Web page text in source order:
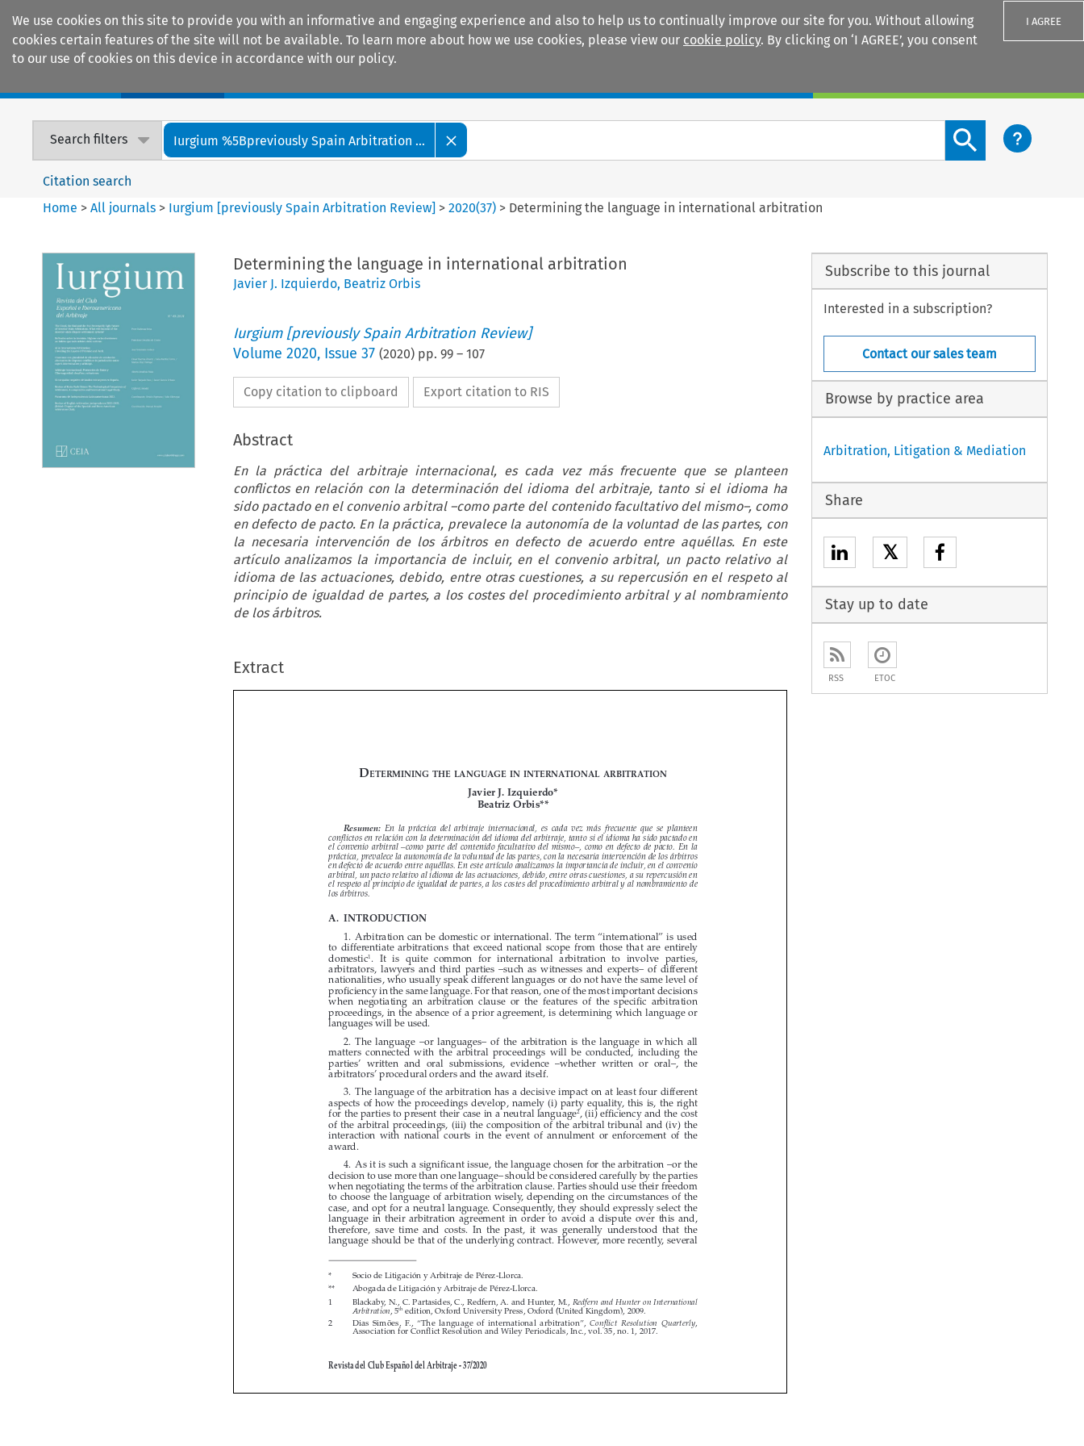
We use cookies on this site to provide you with an informative and engaging experience and also to help us to continually improve our site for you. Without allowing
cookies certain features of the site will not be available. To learn more about how we use cookies, please view our cookie policy. By clicking on ‘I AGREE’, you consent
to our use of cookies on this device in accordance with our policy.
I AGREE
Search filters Iurgium %5Bpreviously Spain Arbitration ...
Search content button
Citation search
Home >All journals > Iurgium [previously Spain Arbitration Review] >2020(37) > Determining the language in international arbitration
Determining the language in international arbitration
Javier J. Izquierdo, Beatriz Orbis
Iurgium [previously Spain Arbitration Review]
Volume 2020, Issue 37 (2020) pp. 99– 107
Copy citation to clipboard Export citation to RIS
Abstract
En la práctica del arbitraje internacional, es cada vez más frecuente que se planteen
conflictos en relación con la determinación del idioma del arbitraje, tanto si el idioma ha
sido pactado en el convenio arbitral –como parte del contenido facultativo del mismo–, como
en defecto de pacto. En la práctica, prevalece la autonomía de la voluntad de las partes, con
la necesaria intervención de los árbitros en defecto de acuerdo entre aquéllas. En este
artículo analizamos la importancia de incluir, en el convenio arbitral, un pacto relativo al
idioma de las actuaciones, debido, entre otras cuestiones, a su repercusión en el respeto al
principio de igualdad de partes, a los costes del procedimiento arbitral y al nombramiento
de los árbitros.
Extract

      


 


































  



 



Revista del Club Español del Arbitraje - 37/2020
Determining the language in international arbitration
Javier J. Izquierdo*
Beatriz Orbis**
Resumen: En  la  práctica  del  arbitraje  internacional,  es  cada  vez  más  frecuente  que  se  planteen
conflictos en relación con la determinación del idioma del arbitraje, tanto si el idioma ha sido pactado en
el  convenio  arbitral  –como  parte  del  contenido  facultativo  del  mismo–,  como  en  defecto  de  pacto.  En  la
práctica, prevalece la autonomía de la voluntad de las partes, con la necesaria intervención de los árbitros
el respeto al principio de igualdad de partes, a los costes del procedimiento arbitral y al nombramiento de
A.  INTRODUCTION
1. Arbitration can be domestic or international. The term “international” is used
to  differentiate  arbitrations  that  exceed  national  scope  from  those  that  are  entirely
domestic1 .   It   is   quite   common   for   international   arbitration   to   involve   parties,
arbitrators,  lawyers  and  third  parties  –such  as  witnesses  and  experts–  of  different
nationalities, who usually speak different languages or do not have the same level of
proficiency in the same language. For that reason, one of the most important decisions
when  negotiating  an  arbitration  clause  or  the  features  of  the  specific  arbitration
proceedings, in the absence of a prior agreement, is determining which language or
languages will be used.
2. The  language  –or  languages–  of  the  arbitration  is  the  language  in  which  all
matters  connected  with  the  arbitral  proceedings  will  be  conducted,  including  the
parties’  written  and  oral  submissions,  evidence  –whether  written  or  oral–,  the
arbitrators’ procedural orders and the award itself.
3.
aspects  of  how  the  proceedings  develop,  namely  (i)  party  equality,  this  is,  the  right
for the parties to present their case in a neutral language2, (ii) efficiency and the cost
of  the  arbitral  proceedings,  (iii)  the  composition  of  the  arbitral  tribunal  and  (iv)  the
interaction  with  national  courts  in  the  event  of  annulment  or  enforcement  of  the
award.
4. As it is such a significant issue, the language chosen for the arbitration –or the
to choose the language of arbitration wisely, depending on the circumstances of the
case, and opt for a neutral language. Consequently, they should expressly select the
language  in  their  arbitration  agreement  in  order  to  avoid  a  dispute  over  this  and,
therefore,  save  time  and  costs.  In  the  past,  it  was  generally  understood  that  the
language should be that of the underlying contract. However, more recently, several
1 Blackaby, N., C. Partasides, C., Redfern, A. and Hunter, M., Redfern and Hunter on International
2
Dias  Simões,  F.,  “The  language  of  international  arbitration”,
Socio de Litigación y Arbitraje de Pérez-Llorca.
**
Abogada de Litigación y Arbitraje de Pérez-Llorca.
Subscribe to this journal
Interested in a subscription?
Contact our sales team
Browse by practice area
Arbitration, Litigation & Mediation
Share
𝕏
Stay up to date
RSS ETOC